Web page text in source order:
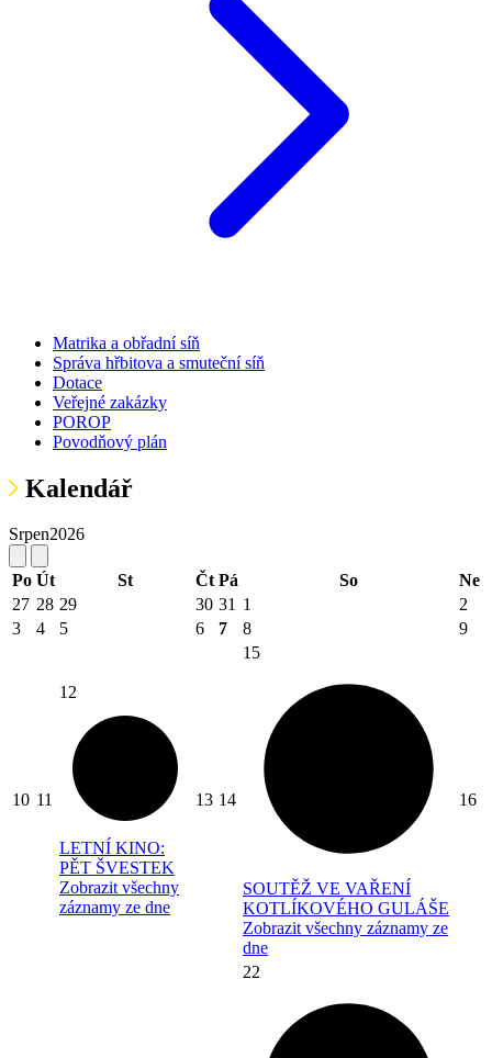
Matrika a obřadní síň
Správa hřbitova a smuteční síň
Dotace
Veřejné zakázky
POROP
Povodňový plán
Kalendář
Srpen2026
Po Út St Čt Pá So
Ne
27 28 29 30 31 1
2
3
4 5 6 7 8 9
10 11
12
LETNÍ KINO:
PĚT ŠVESTEK
Zobrazit všechny
záznamy ze dne
13 14
15
SOUTĚŽ VE VAŘENÍ
KOTLÍKOVÉHO GULÁŠE
Zobrazit všechny záznamy ze
dne
16
22